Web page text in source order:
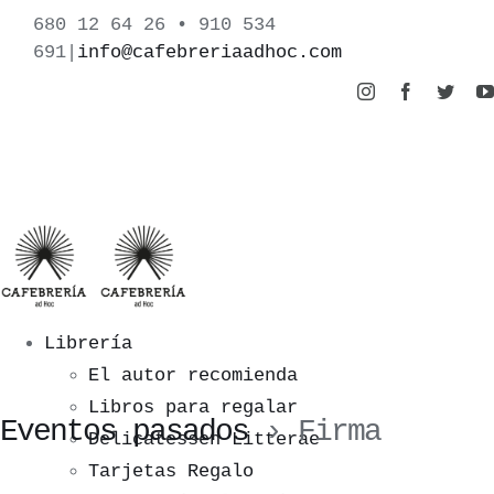
Saltar680 12 64 26‬ • 910 534
691 info@cafebreriaadhoc.com
InstagramFacebook
Librería
El autor recomienda
Libros para regalar
Delicatessen Litterae
Tarjetas Regalo
Eventos pasados› Firma